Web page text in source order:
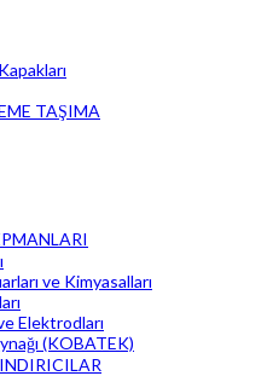
TAŞIMA
ve Kimyasalları
Elektrodları
(KOBATEK)